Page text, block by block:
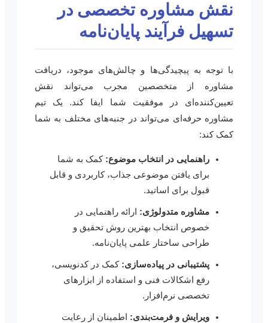
نقش مشاوره تخصصی در
تسهیل فرآیند پایان‌نامه
با توجه به پیچیدگی‌ها و چالش‌های موجود، دریافت
مشاوره از متخصصین مجرب می‌تواند نقش
تعیین‌کننده‌ای در موفقیت شما ایفا کند. یک تیم
مشاوره حرفه‌ای می‌تواند در جنبه‌های مختلف به شما
کمک کند:
راهنمایی در انتخاب موضوع:کمک به شما
برای یافتن موضوعی جذاب، کاربردی و قابل
قبول برای اساتید.
مشاوره متدولوژی:ارائه راهنمایی در
خصوص انتخاب بهترین روش تحقیق و
طراحی ساختار علمی پایان‌نامه.
پشتیبانی در پیاده‌سازی:کمک در کدنویسی،
رفع اشکالات فنی و استفاده از ابزارهای
تخصصی نرم‌افزار.
ویرایش و فرمت‌بندی:اطمینان از رعایت